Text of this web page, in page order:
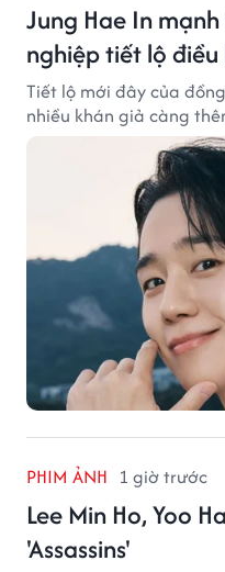
Jung Hae In
nghiệp tiết lộ
Tiết lộ mới đây của
nhiều khán giả càng
PHIM ẢNH 1 giờ trước
Lee Min Ho, Yoo
'Assassins'